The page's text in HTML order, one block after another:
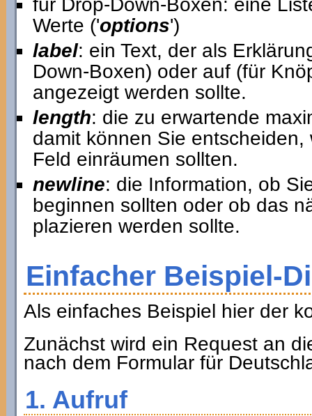
für Drop-Down-Boxen: eine
Werte ('options')
label: ein Text, der als
Down-Boxen) oder auf (für
angezeigt werden sollte.
length: die zu erwartende
damit können Sie
Feld einräumen sollten.
newline: die Information, ob
beginnen sollten oder ob das
plazieren werden sollte.
Einfacher Beispiel-
Als einfaches Beispiel hier der
Zunächst wird ein Request an
nach dem Formular für
1. Aufruf